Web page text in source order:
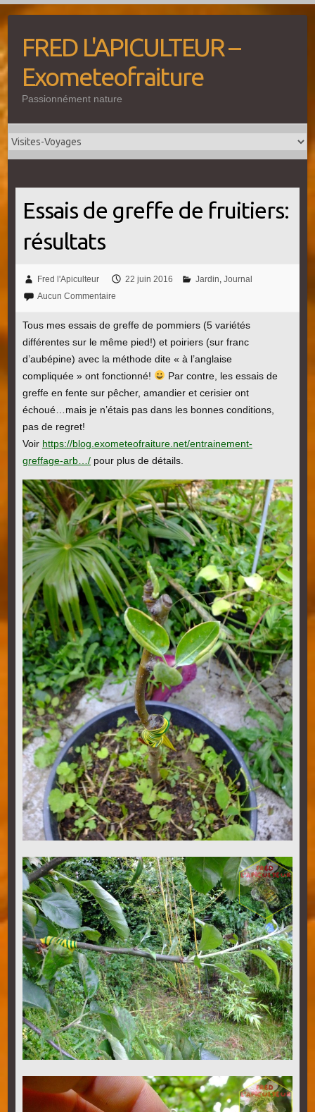
to
contentFRED L'APICULTEUR –
Exometeofraiture
Passionnément nature
Essais de greffe de fruitiers:
résultats
Fred l'Apiculteur 22 juin 2016 Jardin, Journal
Aucun Commentaire
Tous mes essais de greffe de pommiers (5 variétés
différentes sur le même pied!) et poiriers (sur franc
d’aubépine) avec la méthode dite « à l’anglaise
compliquée » ont fonctionné!
Par contre, les essais de
greffe en fente sur pêcher, amandier et cerisier ont
échoué…mais je n’étais pas dans les bonnes conditions,
pas de regret!
Voir https://blog.exometeofraiture.net/entrainement-
greffage-arb…/pour plus de détails.